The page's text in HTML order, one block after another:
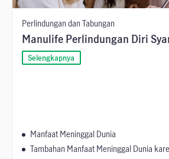
Perlindungan dan Tabungan
Manulife Perlindungan Diri
Selengkapnya
Manfaat Meninggal Dunia
Tambahan Manfaat Meninggal Dunia